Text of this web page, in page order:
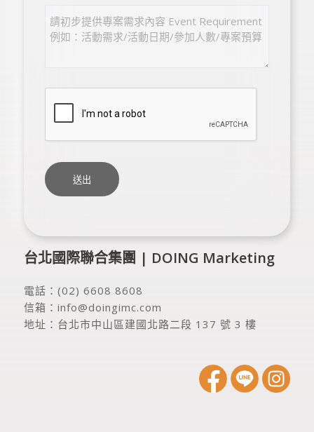
台北國際聯合集團 | DOING Marketing
電話： (02) 6608 8608
信箱： info@doingimc.com
地址： 台北市中山區建國北路二段 137 號 3 樓